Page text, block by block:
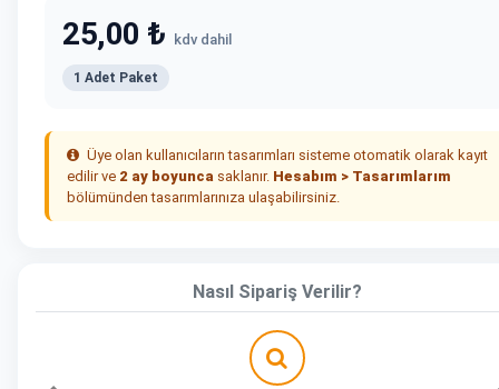
25,00 ₺ kdv dahil
1 Adet Paket
Üye olan kullanıcıların tasarımları sisteme otomatik olarak kayıt
edilir ve 2 ay boyunca saklanır. Hesabım > Tasarımlarım
bölümünden tasarımlarınıza ulaşabilirsiniz.
Nasıl Sipariş Verilir?